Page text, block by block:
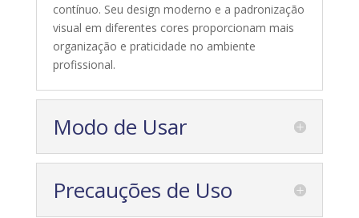
contínuo. Seu design moderno e a padronização
visual em diferentes cores proporcionam mais
organização e praticidade no ambiente
profissional.
Modo de Usar
Precauções de Uso